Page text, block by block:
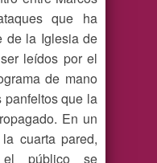
que ha
de la Iglesia de
leídos por el
de mano
que la
En un
cuarta pared,
el público se